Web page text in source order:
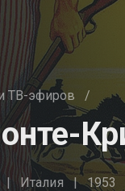
ТВ-эфиров /
Италия 1953